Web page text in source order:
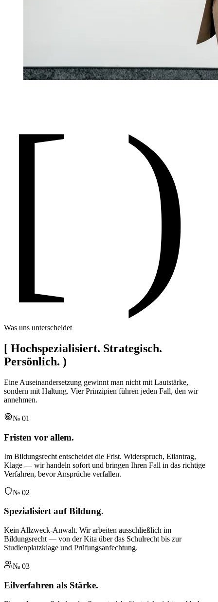
[ )
Was uns unterscheidet
[ Hochspezialisiert. Strategisch.
Persönlich. )
Eine Auseinandersetzung gewinnt man nicht mit Lautstärke,
sondern mit Haltung. Vier Prinzipien führen jeden Fall, den wir
annehmen.
№ 01
Fristen vor allem.
Im Bildungsrecht entscheidet die Frist. Widerspruch, Eilantrag,
Klage — wir handeln sofort und bringen Ihren Fall in das richtige
Verfahren, bevor Ansprüche verfallen.
№ 02
Spezialisiert auf Bildung.
Kein Allzweck-Anwalt. Wir arbeiten ausschließlich im
Bildungsrecht — von der Kita über das Schulrecht bis zur
Studienplatzklage und Prüfungsanfechtung.
№ 03
Eilverfahren als Stärke.